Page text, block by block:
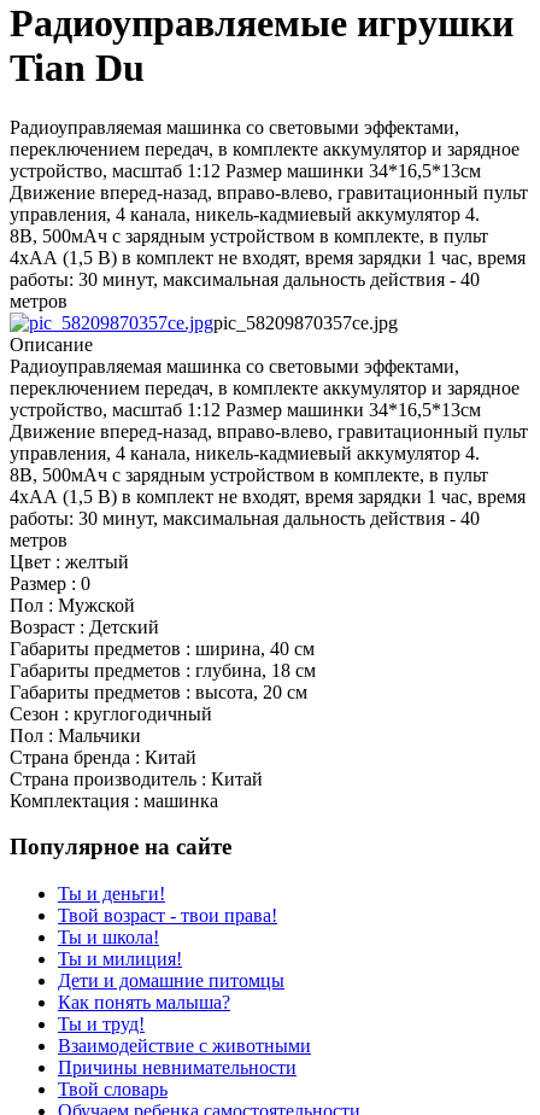
Радиоуправляемые игрушки
Tian Du
Радиоуправляемая машинка со световыми эффектами,
переключением передач, в комплекте аккумулятор и зарядное
устройство, масштаб 1:12 Размер машинки 34*16,5*13см
Движение вперед-назад, вправо-влево, гравитационный пульт
управления, 4 канала, никель-кадмиевый аккумулятор 4.
8В, 500мАч с зарядным устройством в комплекте, в пульт
4хАА (1,5 В) в комплект не входят, время зарядки 1 час, время
работы: 30 минут, максимальная дальность действия - 40
метров
pic_58209870357ce.jpg
Описание
Радиоуправляемая машинка со световыми эффектами,
переключением передач, в комплекте аккумулятор и зарядное
устройство, масштаб 1:12 Размер машинки 34*16,5*13см
Движение вперед-назад, вправо-влево, гравитационный пульт
управления, 4 канала, никель-кадмиевый аккумулятор 4.
8В, 500мАч с зарядным устройством в комплекте, в пульт
4хАА (1,5 В) в комплект не входят, время зарядки 1 час, время
работы: 30 минут, максимальная дальность действия - 40
метров
Цвет : желтый
Размер : 0
Пол : Мужской
Возраст : Детский
Габариты предметов : ширина, 40 см
Габариты предметов : глубина, 18 см
Габариты предметов : высота, 20 см
Сезон : круглогодичный
Пол : Мальчики
Страна бренда : Китай
Страна производитель : Китай
Комплектация : машинка
Популярное на сайте
Ты и деньги!
Твой возраст - твои права!
Ты и школа!
Ты и милиция!
Дети и домашние питомцы
Как понять малыша?
Ты и труд!
Взаимодействие с животными
Причины невнимательности
Твой словарь